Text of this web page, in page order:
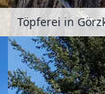
Töpferei in